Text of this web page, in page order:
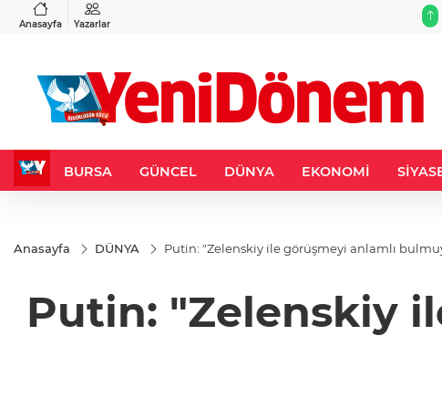
Anasayfa Yazarlar
%-0,22
BURSA GÜNCEL DÜNYA EKONOMİ
Anasayfa DÜNYA Putin: "Zelenskiy ile görüşmeyi anlamlı
Putin: "Zelenskiy